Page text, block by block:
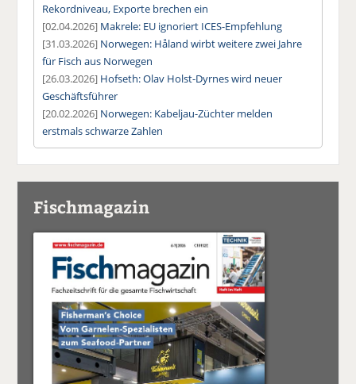
Rekordniveau, Exporte brechen ein
[02.04.2026] Makrele: EU ignoriert ICES-Empfehlung
[31.03.2026] Norwegen: Håland wirbt weitere zwei Jahre
für Fisch aus Norwegen
[26.03.2026] Hofseth: Olav Holst-Dyrnes wird neuer
Geschäftsführer
[20.02.2026] Norwegen: Kabeljau-Züchter melden
erstmals schwarze Zahlen
Fischmagazin